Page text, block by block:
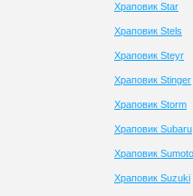
Храповик Star
Храповик Stels
Храповик Steyr
Храповик Stinger
Храповик Storm
Храповик Subaru
Храповик Sumoto
Храповик Suzuki